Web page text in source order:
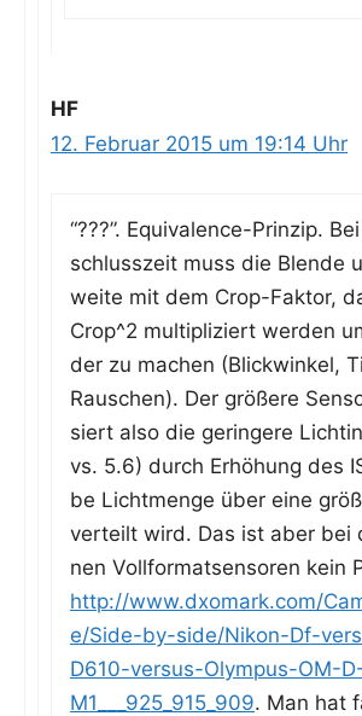
HF
12. Februar 2015 um 19:14 Uhr
“???”. Equi­va­lence-Prin­zip.
schluss­zeit muss die Blen­de
wei­te mit dem Crop-Fak­tor,
Crop^2 mul­ti­pli­ziert wer­den
der zu machen (Blick­win­kel,
Rau­schen). Der grö­ße­re
siert also die gerin­ge­re
vs. 5.6) durch Erhö­hung des
be Licht­men­ge über eine
ver­teilt wird. Das ist aber
nen Voll­for­mat­sen­so­ren kein
http://www.dxomark.com/
e/Side-by-side/Nikon-Df-
D610-versus-Olympus-OM-
M1___925_915_909. Man hat